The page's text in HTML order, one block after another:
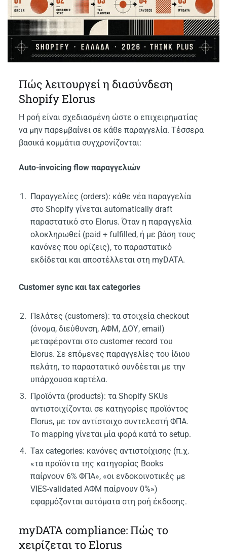
Πώς λειτουργεί η διασύνδεση
Shopify Elorus
Η ροή είναι σχεδιασμένη ώστε ο επιχειρηματίας
να μην παρεμβαίνει σε κάθε παραγγελία. Τέσσερα
βασικά κομμάτια συγχρονίζονται:
Auto-invoicing flow παραγγελιών
Παραγγελίες (orders): κάθε νέα παραγγελία
στο Shopify γίνεται automatically draft
παραστατικό στο Elorus. Όταν η παραγγελία
ολοκληρωθεί (paid + fulfilled, ή με βάση τους
κανόνες που ορίζεις), το παραστατικό
εκδίδεται και αποστέλλεται στη myDATA.
Customer sync και tax categories
Πελάτες (customers): τα στοιχεία checkout
(όνομα, διεύθυνση, ΑΦΜ, ΔΟΥ, email)
μεταφέρονται στο customer record του
Elorus. Σε επόμενες παραγγελίες του ίδιου
πελάτη, το παραστατικό συνδέεται με την
υπάρχουσα καρτέλα.
Προϊόντα (products): τα Shopify SKUs
αντιστοιχίζονται σε κατηγορίες προϊόντος
Elorus, με τον αντίστοιχο συντελεστή ΦΠΑ.
Το mapping γίνεται μία φορά κατά το setup.
Tax categories: κανόνες αντιστοίχισης (π.χ.
«τα προϊόντα της κατηγορίας Books
παίρνουν 6% ΦΠΑ», «οι ενδοκοινοτικές με
VIES-validated ΑΦΜ παίρνουν 0%»)
εφαρμόζονται αυτόματα στη ροή έκδοσης.
myDATA compliance: Πώς το
χειρίζεται το Elorus